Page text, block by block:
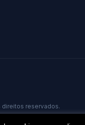
direitos reservados.